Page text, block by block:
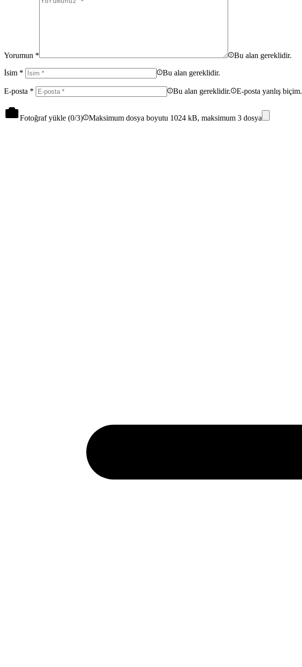
Yorumun * Bu alan gereklidir.
İsim * Bu alan gereklidir.
E-posta * Bu alan gereklidir. E-posta yanlış biçim.
Fotoğraf yükle (0/3) Maksimum dosya boyutu 1024 kB, maksimum 3 dosya